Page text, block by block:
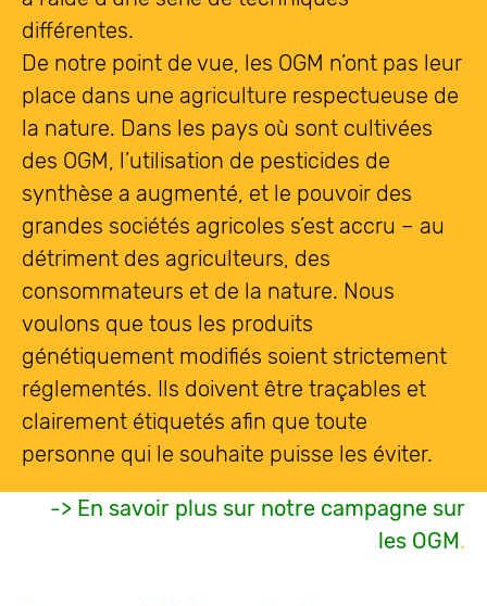
différentes.
De notre point de vue, les OGM n’ont pas leur
place dans une agriculture respectueuse de
la nature. Dans les pays où sont cultivées
des OGM, l’utilisation de pesticides de
synthèse a augmenté, et le pouvoir des
grandes sociétés agricoles s’est accru – au
détriment des agriculteurs, des
consommateurs et de la nature. Nous
voulons que tous les produits
génétiquement modifiés soient strictement
réglementés. Ils doivent être traçables et
clairement étiquetés afin que toute
personne qui le souhaite puisse les éviter.
-> En savoir plus sur notre campagne sur
les OGM.